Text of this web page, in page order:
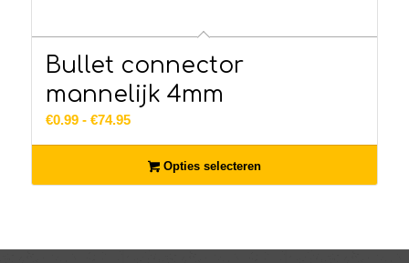
Bullet connector
mannelijk 4mm
€0.99 - €74.95Prijsklasse:
€0.99
€74.95
Opties selecteren